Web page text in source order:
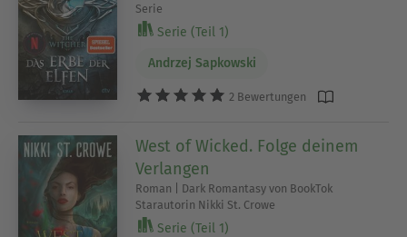
Serie
Serie (Teil 1)
Andrzej Sapkowski
2 Bewertungen
West of Wicked. Folge deinem
Verlangen
Roman | Dark Romantasy von BookTok
Starautorin Nikki St. Crowe
Serie (Teil 1)